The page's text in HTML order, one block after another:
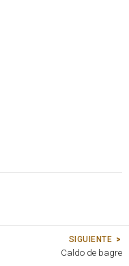
SIGUIENTE
Caldo de bagre